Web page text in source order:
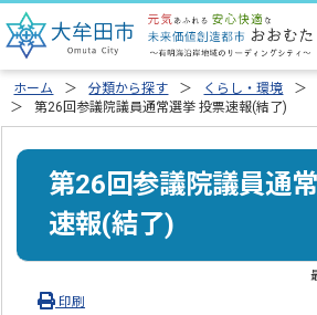
ホーム 分類から探す くらし・環境
第26回参議院議員通常選挙 投票速報(結了)
第26回参議院議員通
速報(結了)
印刷